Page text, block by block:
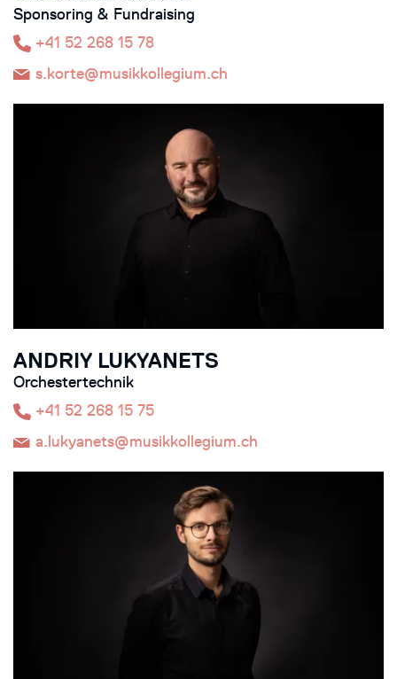
Sponsoring & Fundraising
+41 52 268 15 78
s.korte@musikkollegium.ch
ANDRIY LUKYANETS
Orchestertechnik
+41 52 268 15 75
a.lukyanets@musikkollegium.ch